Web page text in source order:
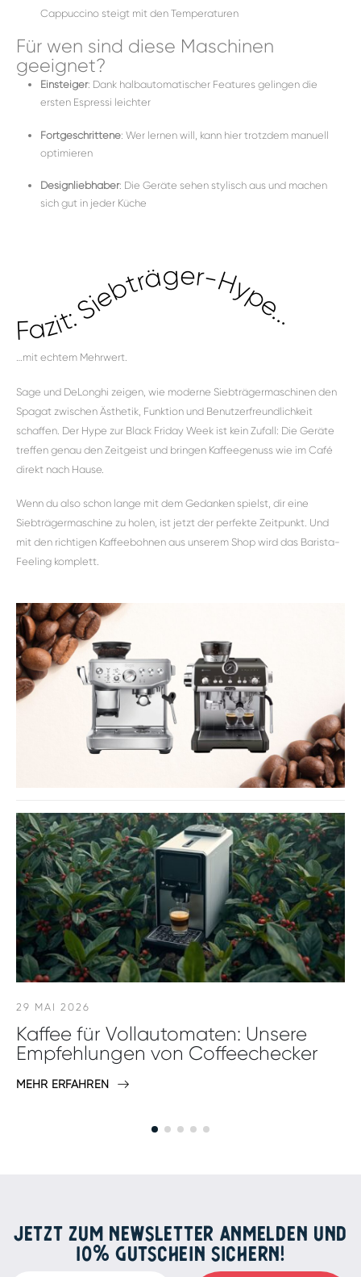
Cappuccino steigt mit den Temperaturen
Für wen sind diese Maschinen
geeignet?
Einsteiger: Dank halbautomatischer Features gelingen die
ersten Espressi leichter
Fortgeschrittene: Wer lernen will, kann hier trotzdem manuell
optimieren
Designliebhaber: Die Geräte sehen stylisch aus und machen
sich gut in jeder Küche
Fazit: Siebträger-Hype...
…mit echtem Mehrwert.
Sage und DeLonghi zeigen, wie moderne Siebträgermaschinen den
Spagat zwischen Ästhetik, Funktion und Benutzerfreundlichkeit
schaffen. Der Hype zur Black Friday Week ist kein Zufall: Die Geräte
treffen genau den Zeitgeist und bringen Kaffeegenuss wie im Café
direkt nach Hause.
Wenn du also schon lange mit dem Gedanken spielst, dir eine
Siebträgermaschine zu holen, ist jetzt der perfekte Zeitpunkt. Und
mit den richtigen Kaffeebohnen aus unserem Shop wird das Barista-
Feeling komplett.
29 MAI 2026
Kaffee für Vollautomaten: Unsere
Empfehlungen von Coffeechecker
MEHR ERFAHREN
JETZT ZUM NEWSLETTER ANMELDEN UND
10% GUTSCHEIN SICHERN!